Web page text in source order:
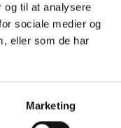
og til at analysere
sociale medier og
eller som de har
Marketing